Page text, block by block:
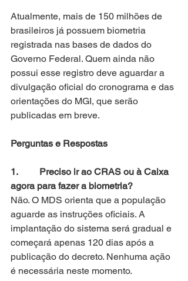
Atualmente, mais de 150 milhões de
brasileiros já possuem biometria
registrada nas bases de dados do
Governo Federal. Quem ainda não
possui esse registro deve aguardar a
divulgação oficial do cronograma e das
orientações do MGI, que serão
publicadas em breve.
Perguntas e Respostas
1.         Preciso ir ao CRAS ou à Caixa
agora para fazer a biometria?
Não. O MDS orienta que a população
aguarde as instruções oficiais. A
implantação do sistema será gradual e
começará apenas 120 dias após a
publicação do decreto. Nenhuma ação
é necessária neste momento.